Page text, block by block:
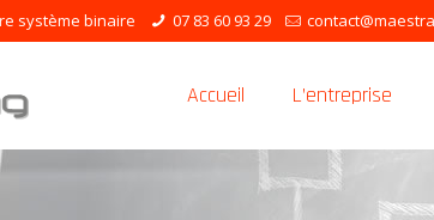
système binaire 07 83 60 93 29
Accueil L’entreprise